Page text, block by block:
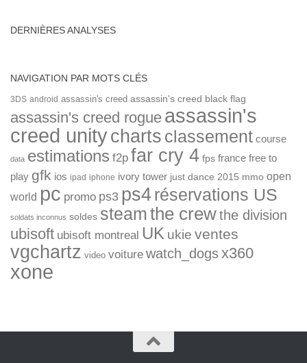
DERNIÈRES ANALYSES
NAVIGATION PAR MOTS CLÉS
3DS android assassin's creed assassin's creed black flag
assassin's creed rogue assassin's
creed unitycharts classement course
data estimations f2p far cry 4 fps france free to
play gfk ios ipad iphone ivory tower just dance 2015 mmo open
world pc promo ps3 ps4réservations US
soldats inconnus soldes steamthe crewthe division
ubisoft ubisoft montreal UK ukie ventes
vgchartz video voiture watch_dogsx360
xone